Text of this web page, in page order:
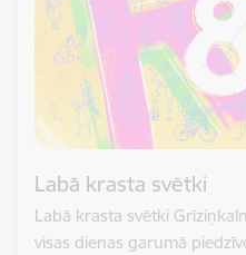
Labā krasta svētki
Labā krasta svētki
visas dienas garumā